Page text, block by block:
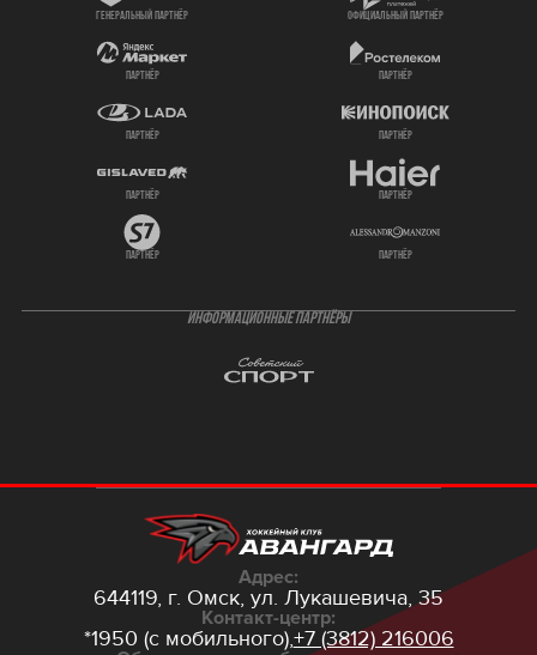
генеральный партнёр официальный партнёр
партнёр партнёр
партнёр партнёр
партнёр партнёр
партнёр партнёр
ИНФОРМАЦИОННЫЕ ПАРТНЁРЫ
Адрес:
644119, г. Омск, ул. Лукашевича, 35
Контакт-центр:
*1950 (с мобильного),+7 (3812) 216006